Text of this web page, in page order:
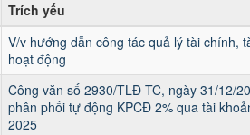
Trích yếu
V/v hướng dẫn công tác quả lý tài chính,
hoạt động
Công văn số 2930/TLĐ-TC, ngày 31/12/
phân phối tự động KPCĐ 2% qua tài
2025